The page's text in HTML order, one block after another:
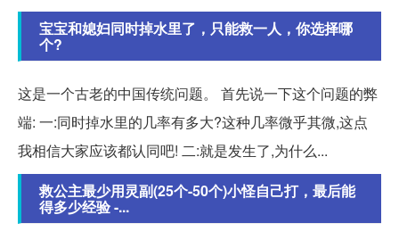
宝宝和媳妇同时掉水里了，只能救一人，你选择哪
个?
这是一个古老的中国传统问题。 首先说一下这个问题的弊
端: 一:同时掉水里的几率有多大?这种几率微乎其微,这点
我相信大家应该都认同吧! 二:就是发生了,为什么...
救公主最少用灵副(25个-50个)小怪自己打，最后能
得多少经验 -...